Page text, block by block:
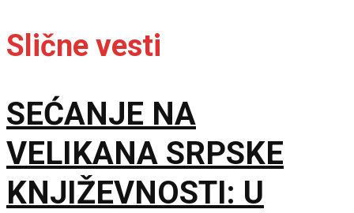
Slične vesti
SEĆANJE NA
VELIKANA SRPSKE
KNJIŽEVNOSTI: U